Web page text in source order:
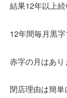
結果12年以上続
12年間毎月黒字
赤字の月はあり
閉店理由は簡単